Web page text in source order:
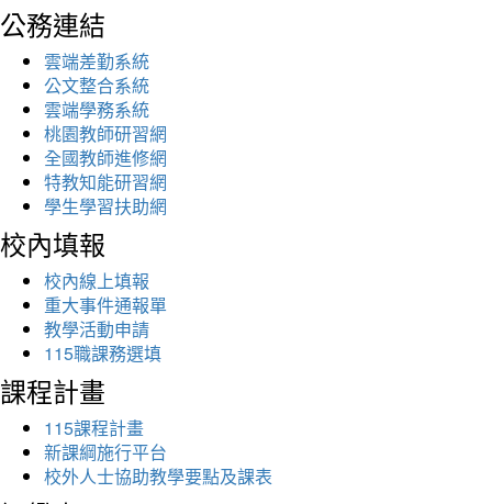
公務連結
雲端差勤系統
公文整合系統
雲端學務系統
桃園教師研習網
全國教師進修網
特教知能研習網
學生學習扶助網
校內填報
校內線上填報
重大事件通報單
教學活動申請
115職課務選填
課程計畫
115課程計畫
新課綱施行平台
校外人士協助教學要點及課表